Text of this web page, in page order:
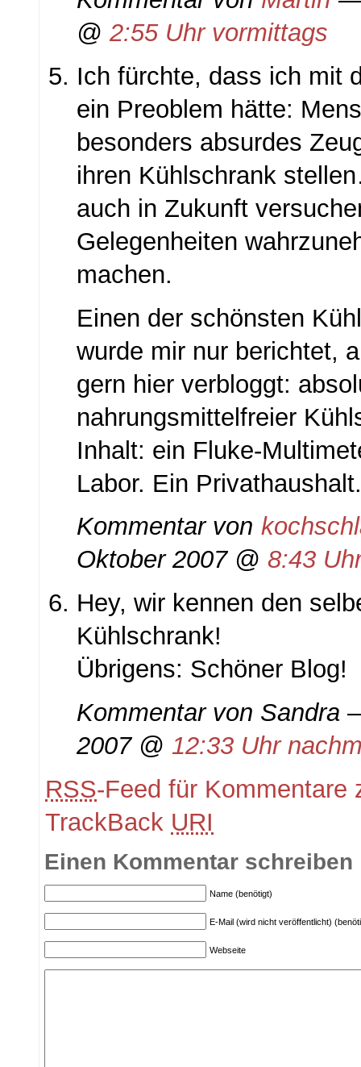
@ 2:55 Uhr vormittags
Ich fürchte, dass ich mit
ein Preoblem hätte:
besonders absurdes
ihren Kühlschrank
auch in Zukunft
Gelegenheiten
machen.
Einen der schönsten
wurde mir nur berichtet,
gern hier verbloggt:
nahrungsmittelfreier
Inhalt: ein Fluke-
Labor. Ein
Kommentar von
Oktober 2007 @ 8:43
Hey, wir kennen den
Kühlschrank!
Übrigens: Schöner Blog!
Kommentar von Sandra
2007 @ 12:33 Uhr
RSS-Feed für Kommentare
TrackBack URI
Einen Kommentar schreiben
Name (benötigt)
E-Mail (wird nicht veröffentlicht)
Webseite